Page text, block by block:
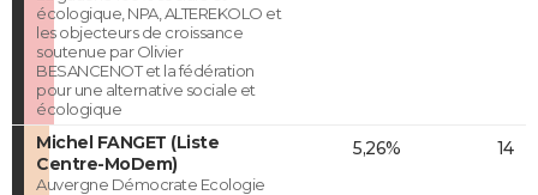
écologique, NPA, ALTEREKOLO et
les objecteurs de croissance
soutenue par Olivier
BESANCENOT et la fédération
pour une alternative sociale et
écologique
Michel FANGET (Liste
Centre-MoDem)
Auvergne Démocrate Ecologie
5,26% 14